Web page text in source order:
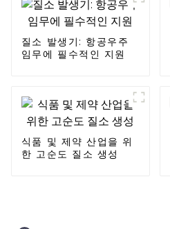
질소 발생기: 항공우주
임무에 필수적인 지원
식품 및 제약 산업을 위
한 고순도 질소 생성